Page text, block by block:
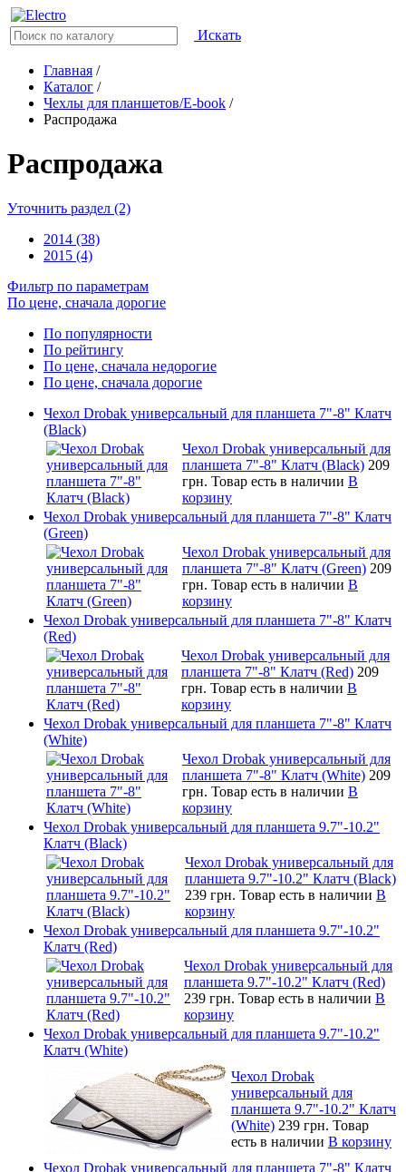
Искать
Главная /
Каталог /
Чехлы для планшетов/E-book /
Распродажа
Распродажа
Уточнить раздел (2)
2014 (38)
2015 (4)
Фильтр по параметрам
По цене, сначала дорогие
По популярности
По рейтингу
По цене, сначала недорогие
По цене, сначала дорогие
Чехол Drobak универсальный для планшета 7"-8" Клатч
(Black)
Чехол Drobak универсальный для
планшета 7"-8" Клатч (Black) 209
грн. Товар есть в наличии В
корзину
Чехол Drobak универсальный для планшета 7"-8" Клатч
(Green)
Чехол Drobak универсальный для
планшета 7"-8" Клатч (Green) 209
грн. Товар есть в наличии В
корзину
Чехол Drobak универсальный для планшета 7"-8" Клатч
(Red)
Чехол Drobak универсальный для
планшета 7"-8" Клатч (Red) 209
грн. Товар есть в наличии В
корзину
Чехол Drobak универсальный для планшета 7"-8" Клатч
(White)
Чехол Drobak универсальный для
планшета 7"-8" Клатч (White) 209
грн. Товар есть в наличии В
корзину
Чехол Drobak универсальный для планшета 9.7"-10.2"
Клатч (Black)
Чехол Drobak универсальный для
планшета 9.7"-10.2" Клатч (Black)
239 грн. Товар есть в наличии В
корзину
Чехол Drobak универсальный для планшета 9.7"-10.2"
Клатч (Red)
Чехол Drobak универсальный для
планшета 9.7"-10.2" Клатч (Red)
239 грн. Товар есть в наличии В
корзину
Чехол Drobak универсальный для планшета 9.7"-10.2"
Клатч (White)
Чехол Drobak
универсальный для
планшета 9.7"-10.2" Клатч
(White) 239 грн. Товар
есть в наличии В корзину
Чехол Drobak универсальный для планшета 7"-8" Клатч